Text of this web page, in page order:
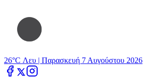
26°C Λευ | Παρασκευή 7 Αυγούστου 2026